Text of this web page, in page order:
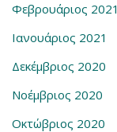
Φεβρουάριος 2021
Ιανουάριος 2021
Δεκέμβριος 2020
Νοέμβριος 2020
Οκτώβριος 2020